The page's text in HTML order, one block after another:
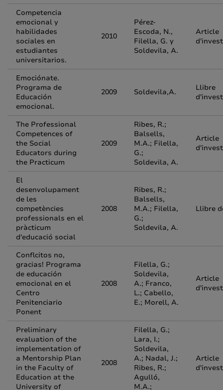
Competencia
emocional y
habilidades
sociales en
estudiantes
universitarios.
2010
Pérez-
Escoda, N.,
Filella, G. y
Soldevila, A.
Article
Emociónate.
Programa de
Educación
emocional.
2009 Soldevila,A.
Llibre
The Professional
Competences of
the Social
Educators during
the Practicum
2009
Ribes, R.;
Balsells,
M.A.; Filella,
G.;
Soldevila, A.
Article
El
desenvolupament
de les
competències
professionals en el
pràcticum
d'educació social
2008
Ribes, R.;
Balsells,
M.A.; Filella,
G.;
Soldevila, A.
Llibre
Conflcitos no,
gracias! Programa
de educación
emocional en el
Centro
Penitenciario
Ponent
2008
Filella, G.;
Soldevila,
A.; Franco,
L.; Cabello,
E.; Morell, A.
Article
Preliminary
evaluation of the
implementation of
a Mentorship Plan
in the Faculty of
Education at the
University of
2008
Filella, G.;
Lara, I.;
Soldevila,
A.; Nadal, J.;
Ribes, R.;
Agulló,
M.A.;
Article